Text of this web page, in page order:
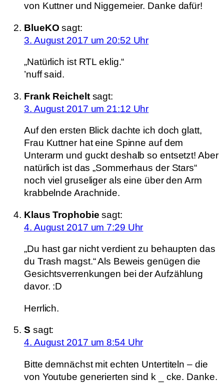
von Kuttner und Niggemeier. Danke dafür!
BlueKO sagt:
3. August 2017 um 20:52 Uhr
„Natürlich ist RTL eklig.“
’nuff said.
Frank Reichelt sagt:
3. August 2017 um 21:12 Uhr
Auf den ersten Blick dachte ich doch glatt,
Frau Kuttner hat eine Spinne auf dem
Unterarm und guckt deshalb so entsetzt! Aber
natürlich ist das „Sommerhaus der Stars“
noch viel gruseliger als eine über den Arm
krabbelnde Arachnide.
Klaus Trophobie sagt:
4. August 2017 um 7:29 Uhr
„Du hast gar nicht verdient zu behaupten das
du Trash magst.“ Als Beweis genügen die
Gesichtsverrenkungen bei der Aufzählung
davor. :D
Herrlich.
S sagt:
4. August 2017 um 8:54 Uhr
Bitte demnächst mit echten Untertiteln – die
von Youtube generierten sind k _ cke. Danke.